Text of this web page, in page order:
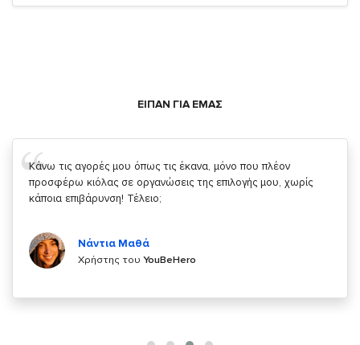
ΕΙΠΑΝ ΓΙΑ ΕΜΑΣ
Σας ευχαριστώ που μας δίνετε την δυνατότητα να κάνουμε
κάτι!
Χρήστης τουYouBeHero